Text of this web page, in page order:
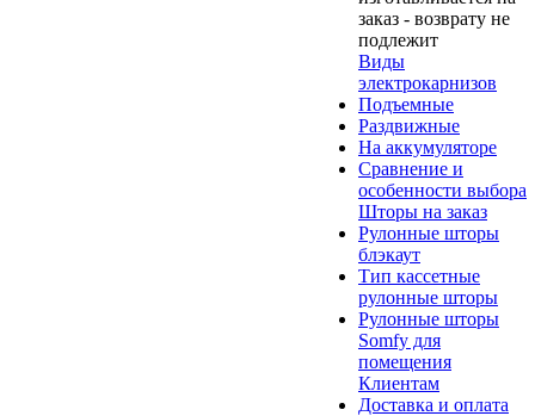
заказ - возврату не
подлежит
Виды
электрокарнизов
Подъемные
Раздвижные
На аккумуляторе
Сравнение и
особенности выбора
Шторы на заказ
Рулонные шторы
блэкаут
Тип кассетные
рулонные шторы
Рулонные шторы
Somfy для
помещения
Клиентам
Доставка и оплата